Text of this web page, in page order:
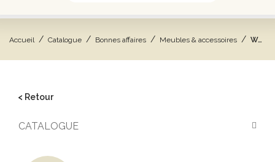
Accueil / Catalogue / Bonnes affaires / Meubles & accessoires / Wally
< Retour
CATALOGUE